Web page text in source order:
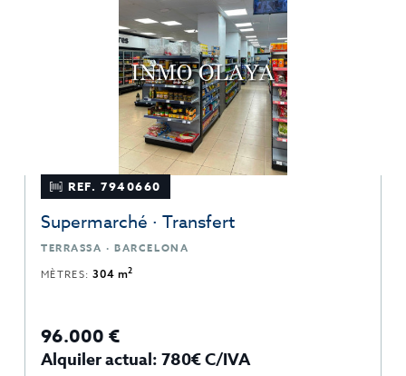
REF. 7940660
Supermarché · Transfert
TERRASSA · BARCELONA
MÈTRES:304 m2
96.000 €
Alquiler actual: 780€ C/IVA